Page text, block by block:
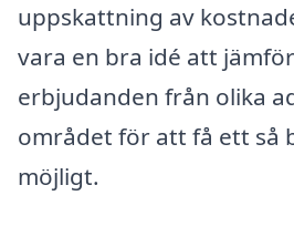
uppskattning av
vara en bra idé att
erbjudanden från olika
området för att få ett så
möjligt.